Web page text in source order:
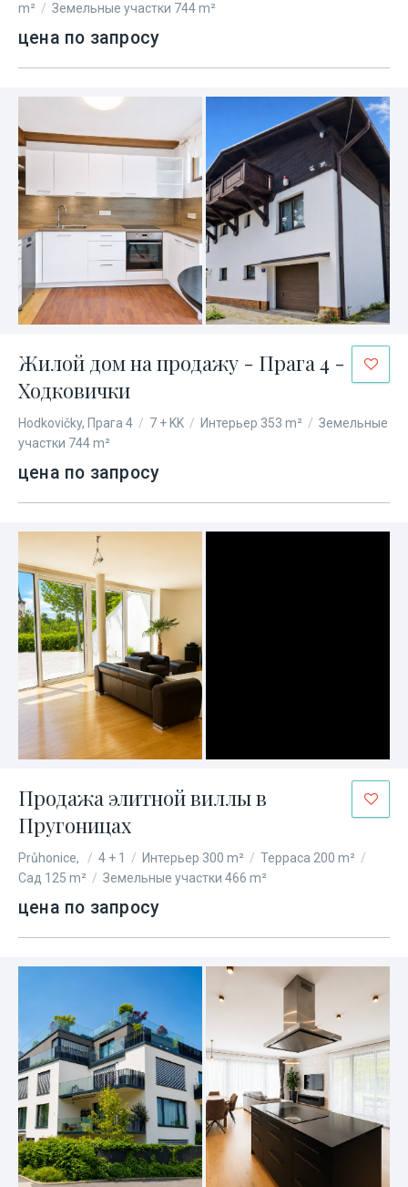
m² / Земельные участки 744 m²
цена по запросу
Жилой дом на продажу - Прага 4 -
Ходковички
Hodkovičky, Прага 4 / 7 + KK / Интерьер 353 m² / Земельные
участки 744 m²
цена по запросу
Продажа элитной виллы в
Пругоницах
Průhonice, / 4 + 1 / Интерьер 300 m² / Терраса 200 m² /
Сад 125 m² / Земельные участки 466 m²
цена по запросу